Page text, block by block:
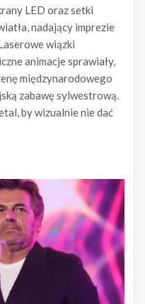
LED oraz setki
nadający imprezie
wiązki
animacje sprawiały,
międzynarodowego
zabawę sylwestrową.
by wizualnie nie dać